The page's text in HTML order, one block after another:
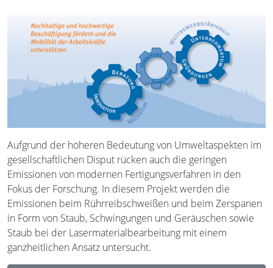
Aufgrund der höheren Bedeutung von Umweltaspekten im
gesellschaftlichen Disput rücken auch die geringen
Emissionen von modernen Fertigungsverfahren in den
Fokus der Forschung. In diesem Projekt werden die
Emissionen beim Rührreibschweißen und beim Zerspanen
in Form von Staub, Schwingungen und Geräuschen sowie
Staub bei der Lasermaterialbearbeitung mit einem
ganzheitlichen Ansatz untersucht.